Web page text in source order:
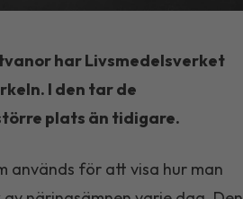
har Livsmedelsverket
I den tar de
plats än tidigare.
används för att visa hur man